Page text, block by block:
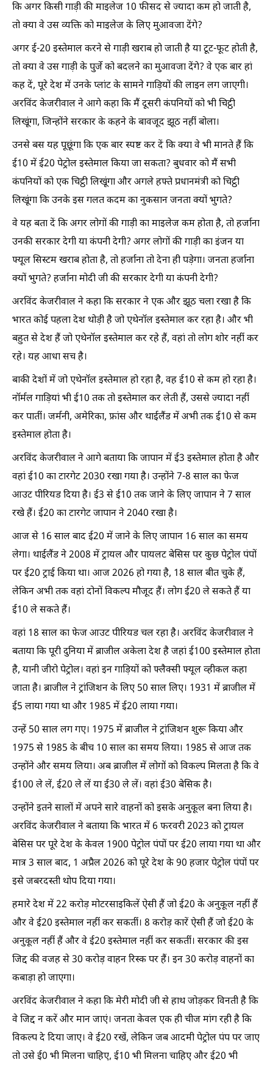
कि अगर किसी गाड़ी की माइलेज 10 फीसद से ज्यादा कम हो जाती है,
तो क्या वे उस व्यक्ति को माइलेज के लिए मुआवजा देंगे?
अगर ई-20 इस्तेमाल करने से गाड़ी खराब हो जाती है या टूट-फूट होती है,
तो क्या वे उस गाड़ी के पुर्जे को बदलने का मुआवजा देंगे? वे एक बार हां
कह दें, पूरे देश में उनके प्लांट के सामने गाड़ियों की लाइन लग जाएगी।
अरविंद केजरीवाल ने आगे कहा कि मैं दूसरी कंपनियों को भी चिट्ठी
लिखूंगा, जिन्होंने सरकार के कहने के बावजूद झूठ नहीं बोला।
उनसे बस यह पूछूंगा कि एक बार स्पष्ट कर दें कि क्या वे भी मानते हैं कि
ई10 में ई20 पेट्रोल इस्तेमाल किया जा सकता? बुधवार को मैं सभी
कंपनियों को एक चिट्ठी लिखूंगा और अगले हफ्ते प्रधानमंत्री को चिट्ठी
लिखूंगा कि उनके इस गलत कदम का नुकसान जनता क्यों भुगते?
वे यह बता दें कि अगर लोगों की गाड़ी का माइलेज कम होता है, तो हर्जाना
उनकी सरकार देगी या कंपनी देगी? अगर लोगों की गाड़ी का इंजन या
फ्यूल सिस्टम खराब होता है, तो हर्जाना तो देना ही पड़ेगा। जनता हर्जाना
क्यों भुगते? हर्जाना मोदी जी की सरकार देगी या कंपनी देगी?
अरविंद केजरीवाल ने कहा कि सरकार ने एक और झूठ चला रखा है कि
भारत कोई पहला देश थोड़ी है जो एथेनॉल इस्तेमाल कर रहा है। और भी
बहुत से देश हैं जो एथेनॉल इस्तेमाल कर रहे हैं, वहां तो लोग शोर नहीं कर
रहे। यह आधा सच है।
बाकी देशों में जो एथेनॉल इस्तेमाल हो रहा है, वह ई10 से कम हो रहा है।
नॉर्मल गाड़ियां भी ई10 तक तो इस्तेमाल कर लेती हैं, उससे ज्यादा नहीं
कर पातीं। जर्मनी, अमेरिका, फ्रांस और थाईलैंड में अभी तक ई10 से कम
इस्तेमाल होता है।
अरविंद केजरीवाल ने आगे बताया कि जापान में ई3 इस्तेमाल होता है और
वहां ई10 का टारगेट 2030 रखा गया है। उन्होंने 7-8 साल का फेज
आउट पीरियड दिया है। ई3 से ई10 तक जाने के लिए जापान ने 7 साल
रखे हैं। ई20 का टारगेट जापान ने 2040 रखा है।
आज से 16 साल बाद ई20 में जाने के लिए जापान 16 साल का समय
लेगा। थाईलैंड ने 2008 में ट्रायल और पायलट बेसिस पर कुछ पेट्रोल पंपों
पर ई20 ट्राई किया था। आज 2026 हो गया है, 18 साल बीत चुके हैं,
लेकिन अभी तक वहां दोनों विकल्प मौजूद हैं। लोग ई20 ले सकते हैं या
ई10 ले सकते हैं।
वहां 18 साल का फेज आउट पीरियड चल रहा है। अरविंद केजरीवाल ने
बताया कि पूरी दुनिया में ब्राजील अकेला देश है जहां ई100 इस्तेमाल होता
है, यानी जीरो पेट्रोल। वहां इन गाड़ियों को फ्लैक्सी फ्यूल व्हीकल कहा
जाता है। ब्राजील ने ट्रांजिशन के लिए 50 साल लिए। 1931 में ब्राजील में
ई5 लाया गया था और 1985 में ई20 लाया गया।
उन्हें 50 साल लग गए। 1975 में ब्राजील ने ट्रांजिशन शुरू किया और
1975 से 1985 के बीच 10 साल का समय लिया। 1985 से आज तक
उन्होंने और समय लिया। अब ब्राजील में लोगों को विकल्प मिलता है कि वे
ई100 ले लें, ई20 ले लें या ई30 ले लें। वहां ई30 बेसिक है।
उन्होंने इतने सालों में अपने सारे वाहनों को इसके अनुकूल बना लिया है।
अरविंद केजरीवाल ने बताया कि भारत में 6 फरवरी 2023 को ट्रायल
बेसिस पर पूरे देश के केवल 1900 पेट्रोल पंपों पर ई20 लाया गया था और
मात्र 3 साल बाद, 1 अप्रैल 2026 को पूरे देश के 90 हजार पेट्रोल पंपों पर
इसे जबरदस्ती थोप दिया गया।
हमारे देश में 22 करोड़ मोटरसाइकिलें ऐसी हैं जो ई20 के अनुकूल नहीं हैं
और वे ई20 इस्तेमाल नहीं कर सकतीं। 8 करोड़ कारें ऐसी हैं जो ई20 के
अनुकूल नहीं हैं और वे ई20 इस्तेमाल नहीं कर सकतीं। सरकार की इस
जिद्द की वजह से 30 करोड़ वाहन रिस्क पर हैं। इन 30 करोड़ वाहनों का
कबाड़ा हो जाएगा।
अरविंद केजरीवाल ने कहा कि मेरी मोदी जी से हाथ जोड़कर विनती है कि
वे जिद्द न करें और मान जाएं। जनता केवल एक ही चीज मांग रही है कि
विकल्प दे दिया जाए। वे ई20 रखें, लेकिन जब आदमी पेट्रोल पंप पर जाए
तो उसे ई0 भी मिलना चाहिए, ई10 भी मिलना चाहिए और ई20 भी